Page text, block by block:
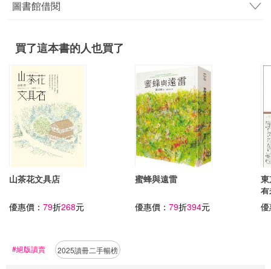
圖書館借閱
買了這本書的人也買了
山茶花文具店
優惠價： 79折268元
蜜蜂與遠雷
優惠價：79折394元
#絕版讀賣 2025讀冊二手暢榜